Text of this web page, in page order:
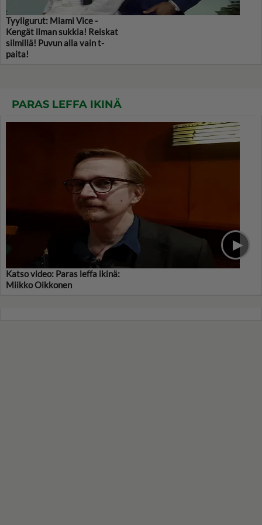
Tyyligurut: Miami Vice -
Kengät ilman sukkia! Reiskat
silmillä! Puvun alla vain t-
paita!
PARAS LEFFA IKINÄ
Katso video: Paras leffa ikinä:
Miikko Oikkonen